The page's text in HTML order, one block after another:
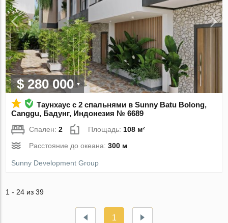
$ 280 000
Таунхаус с 2 спальнями в Sunny Batu Bolong,
Canggu, Бадунг, Индонезия № 6689
Спален:2 Площадь:108 м²
Расстояние до океана:300 м
Sunny Development Group
1 - 24 из 39
1